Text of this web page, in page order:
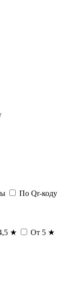
По Qr-коду
★ От 5 ★